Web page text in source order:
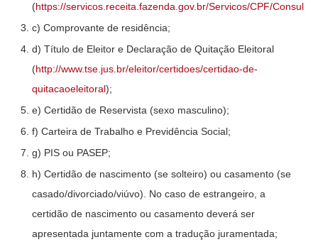
(https://servicos.receita.fazenda.gov.br/Servicos/CPF/
c) Comprovante de residência;
d) Título de Eleitor e Declaração de Quitação Eleitoral
(http://www.tse.jus.br/eleitor/certidoes/certidao-de-
quitacaoeleitoral);
e) Certidão de Reservista (sexo masculino);
f) Carteira de Trabalho e Previdência Social;
g) PIS ou PASEP;
h) Certidão de nascimento (se solteiro) ou casamento (se
casado/divorciado/viúvo). No caso de estrangeiro, a
certidão de nascimento ou casamento deverá ser
apresentada juntamente com a tradução juramentada;